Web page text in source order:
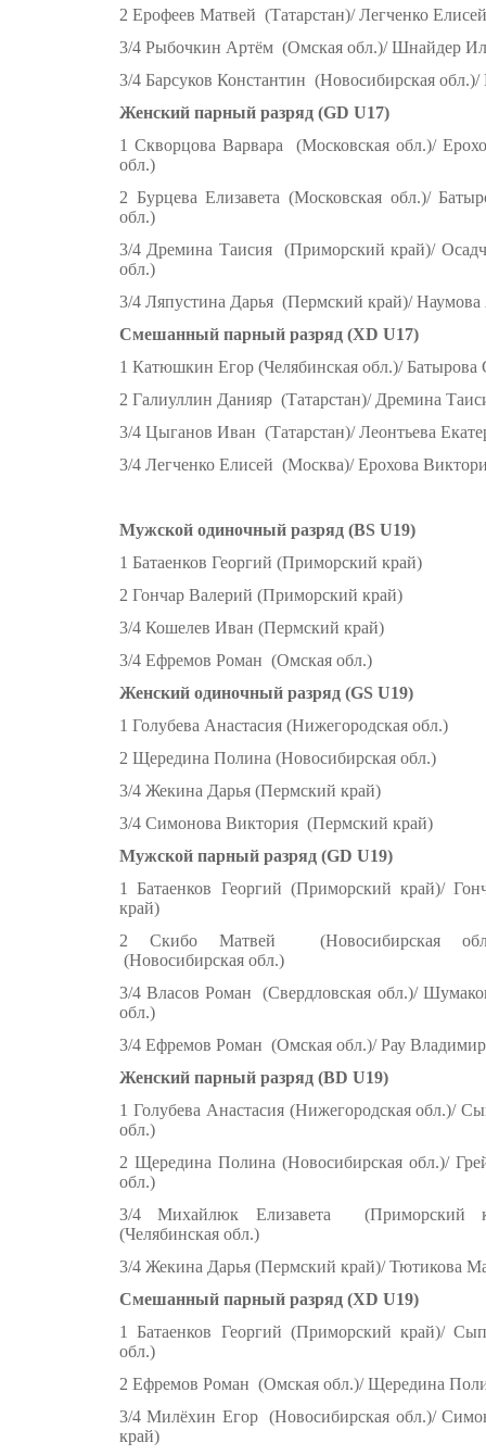
2 Ерофеев Матвей (Татарстан)/ Легченко
3/4 Рыбочкин Артём (Омская обл.)/ Шнайдер
3/4 Барсуков Константин (Новосибирская
Женский парный разряд (GD U17)
1 Скворцова Варвара (Московская обл.)/
обл.)
2 Бурцева Елизавета (Московская обл.)/
обл.)
3/4 Дремина Таисия (Приморский край)/
обл.)
3/4 Ляпустина Дарья (Пермский край)/
Смешанный парный разряд (XD U17)
1 Катюшкин Егор (Челябинская обл.)/ Батырова
2 Галиуллин Данияр (Татарстан)/ Дремина
3/4 Цыганов Иван (Татарстан)/ Леонтьева
3/4 Легченко Елисей (Москва)/ Ерохова
Мужской одиночный разряд (BS U19)
1 Батаенков Георгий (Приморский край)
2 Гончар Валерий (Приморский край)
3/4 Кошелев Иван (Пермский край)
3/4 Ефремов Роман (Омская обл.)
Женский одиночный разряд (GS U19)
1 Голубева Анастасия (Нижегородская обл.)
2 Щередина Полина (Новосибирская обл.)
3/4 Жекина Дарья (Пермский край)
3/4 Симонова Виктория (Пермский край)
Мужской парный разряд (GD U19)
1 Батаенков Георгий (Приморский край)/
край)
2 Скибо Матвей (Новосибирская
(Новосибирская обл.)
3/4 Власов Роман (Свердловская обл.)/
обл.)
3/4 Ефремов Роман (Омская обл.)/ Рау
Женский парный разряд (BD U19)
1 Голубева Анастасия (Нижегородская обл.)/
обл.)
2 Щередина Полина (Новосибирская обл.)/
обл.)
3/4 Михайлюк Елизавета (Приморский
(Челябинская обл.)
3/4 Жекина Дарья (Пермский край)/ Тютикова
Смешанный парный разряд (XD U19)
1 Батаенков Георгий (Приморский край)/
обл.)
2 Ефремов Роман (Омская обл.)/ Щередина
3/4 Милёхин Егор (Новосибирская обл.)/
край)